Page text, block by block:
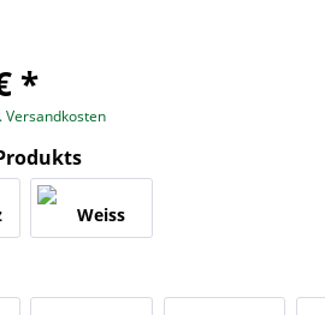
*
Versandkosten